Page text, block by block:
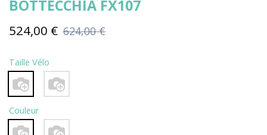
BOTTECCHIA FX107
524,00 € 624,00€
Taille Vélo
Couleur